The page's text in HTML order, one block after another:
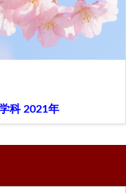
科 2021年